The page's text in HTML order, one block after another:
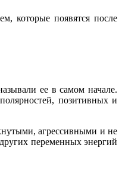
которые появятся после
ее в самом начале.
позитивных и
агрессивными и не
переменных энергий